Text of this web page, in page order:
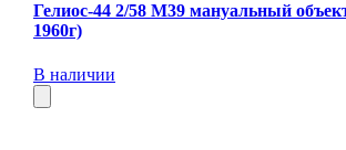
Гелиос-44 2/58 М39 мануальный
1960г)
В наличии